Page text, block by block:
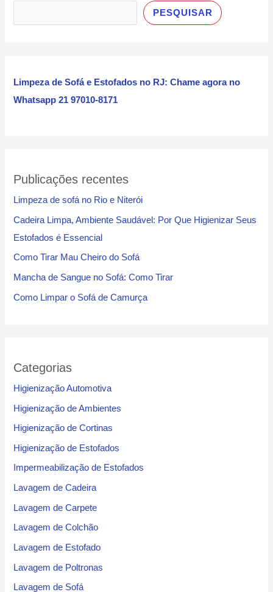
s
i
s
PESQUISAR
Limpeza de Sofá e Estofados no RJ: Chame agora no
Whatsapp 21 97010-8171
Publicações recentes
Limpeza de sofá no Rio e Niterói
Cadeira Limpa, Ambiente Saudável: Por Que Higienizar Seus
Estofados é Essencial
Como Tirar Mau Cheiro do Sofá
Mancha de Sangue no Sofá: Como Tirar
Como Limpar o Sofá de Camurça
Categorias
Higienização Automotiva
Higienização de Ambientes
Higienização de Cortinas
Higienização de Estofados
Impermeabilização de Estofados
Lavagem de Cadeira
Lavagem de Carpete
Lavagem de Colchão
Lavagem de Estofado
Lavagem de Poltronas
Lavagem de Sofá